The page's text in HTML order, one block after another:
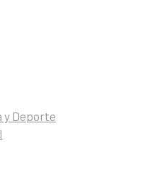
y Deporte